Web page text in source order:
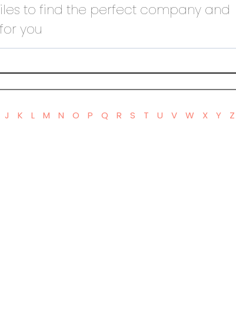
to find the perfect company and
you
J K L M N O P Q R S T U V W X Y
Z